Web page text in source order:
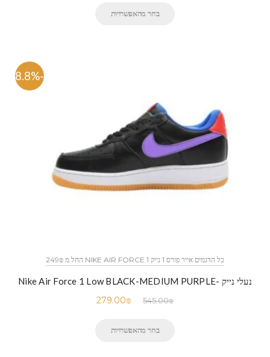
בחר מהאפשרויות
-48.8%
כל הדגמים אייר פורס 1 נייק NIKE AIR FORCE 1 החל מ 249₪
נעלי נייק -Nike Air Force 1 Low BLACK-MEDIUM PURPLE
545.00₪
279.00₪
בחר מהאפשרויות